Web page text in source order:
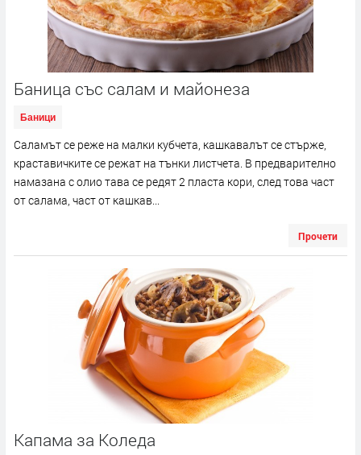
Баница със салам и майонеза
Баници
Саламът се реже на малки кубчета, кашкавалът се стърже,
краставичките се режат на тънки листчета. В предварително
намазана с олио тава се редят 2 пласта кори, след това част
от салама, част от кашкав...
Прочети
Капама за Коледа